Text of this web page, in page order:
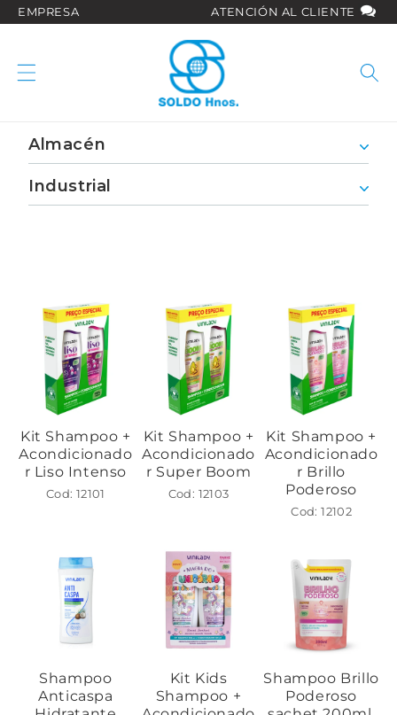
directamente
EMPRESA ATENCIÓN AL CLIENTE
Almacén
Industrial
Kit Shampoo +
Acondicionado
r Liso Intenso
Cod: 12101
Kit Shampoo +
Acondicionado
r Super Boom
Cod: 12103
Kit Shampoo +
Acondicionado
r Brillo
Poderoso
Cod: 12102
Shampoo
Anticaspa
Kit Kids
Shampoo +
Shampoo Brillo
Poderoso